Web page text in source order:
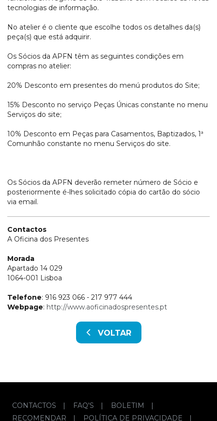
tecnologias de informação.
No atelier é o cliente que escolhe todos os detalhes da(s)
peça(s) que está adquirir.
Os Sócios da APFN têm as seguintes condições em
compras no atelier:
20% Desconto em presentes do menú produtos do Site;
15% Desconto no serviço Peças Únicas constante no menu
Serviços do site;
10% Desconto em Peças para Casamentos, Baptizados, 1ª
Comunhão constante no menu Serviços do site.
Os Sócios da APFN deverão remeter número de Sócio e
posteriormente é-lhes solicitado cópia do cartão do sócio
via email.
Contactos
A Oficina dos Presentes
Morada
Apartado 14 029
1064-001 Lisboa
Telefone: 916 923 066 - 217 977 444
Webpage: http://www.aoficinadospresentes.pt
VOLTAR
CONTACTOS | FAQ'S | BOLETIM
|
RECOMENDAR
| POLÍTICA DE PRIVACIDADE |